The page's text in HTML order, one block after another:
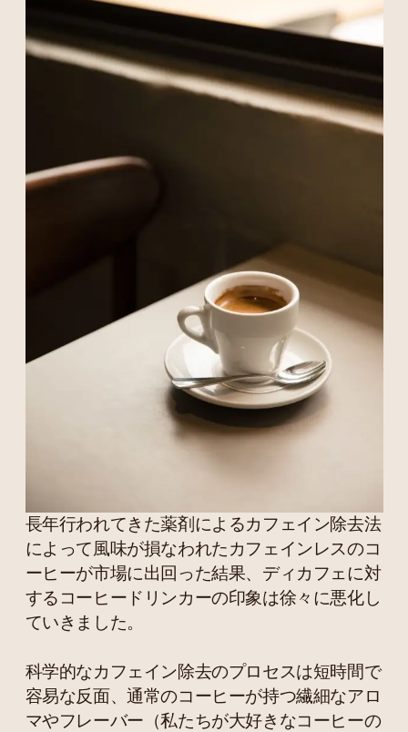
長年行われてきた薬剤によるカフェイン除去法
によって風味が損なわれたカフェインレスのコ
ーヒーが市場に出回った結果、ディカフェに対
するコーヒードリンカーの印象は徐々に悪化し
ていきました。
科学的なカフェイン除去のプロセスは短時間で
容易な反面、通常のコーヒーが持つ繊細なアロ
マやフレーバー（私たちが大好きなコーヒーの